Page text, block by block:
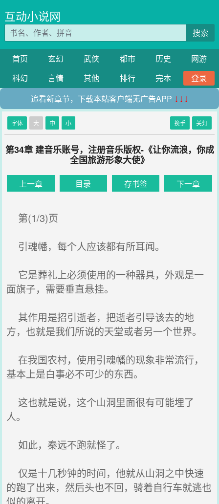
互动小说网
搜索
首页 玄幻 武侠 都市 历史
网游
科幻
言情 其他 排行 完本
登录
追看新章节，下载本站客户端无广告APP ↓↓↓
字体 大 中 小 换手 关灯
第34章 建音乐账号，注册音乐版权-《让你流浪，你成
全国旅游形象大使》
上一章 目录 存书签 下一章
第(1/3)页
引魂幡，每个人应该都有所耳闻。
它是葬礼上必须使用的一种器具，外观是一
面旗子，需要垂直悬挂。
其作用是招引逝者，把逝者引导该去的地
方，也就是我们所说的天堂或者另一个世界。
在我国农村，使用引魂幡的现象非常流行，
基本上是白事必不可少的东西。
这也就是说，这个山洞里面很有可能埋了
人。
如此，秦远不跑就怪了。
仅是十几秒钟的时间，他就从山洞之中快速
的跑了出来，然后头也不回，骑着自行车就逃也